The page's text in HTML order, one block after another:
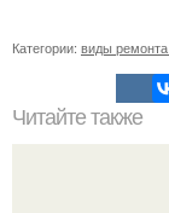
Категории: виды ремонта
Читайте также